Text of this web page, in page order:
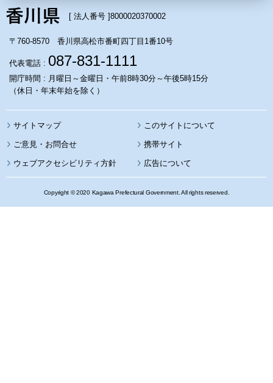
[ 法人番号 ]8000020370002
〒760-8570 香川県高松市番町四丁目1番10号
代表電話 : 087-831-1111
開庁時間 : 月曜日～金曜日・午前8時30分～午後5時15分
（休日・年末年始を除く）
サイトマップ このサイトについて
携帯サイト
ウェブアクセシビリティ方針 広告について
Copyright © 2020 Kagawa Prefectural Government. All rights reserved.